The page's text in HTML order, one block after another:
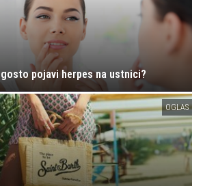
pojavi herpes na ustnici?
OGLAS